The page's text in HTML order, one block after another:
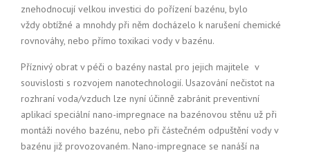
znehodnocují velkou investici do pořízení bazénu, bylo
vždy obtížné a mnohdy při něm docházelo k narušení chemické
rovnováhy, nebo přímo toxikaci vody v bazénu.
Příznivý obrat v péči o bazény nastal pro jejich majitele v
souvislosti s rozvojem nanotechnologií. Usazování nečistot na
rozhraní voda/vzduch lze nyní účinně zabránit preventivní
aplikací speciální nano-impregnace na bazénovou stěnu už při
montáži nového bazénu, nebo při částečném odpuštění vody v
bazénu již provozovaném. Nano-impregnace se nanáší na